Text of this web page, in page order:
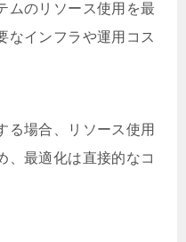
ムのリソース使用を最
なインフラや運用コス
る場合、リソース使用
、最適化は直接的なコ